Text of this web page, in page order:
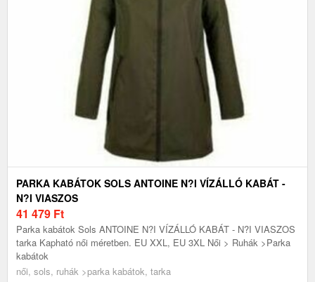
PARKA KABÁTOK SOLS ANTOINE N?I VÍZÁLLÓ KABÁT -
N?I VIASZOS
41 479 Ft
Parka kabátok Sols ANTOINE N?I VÍZÁLLÓ KABÁT - N?I VIASZOS
tarka Kapható női méretben. EU XXL, EU 3XL Női > Ruhák >Parka
kabátok
női, sols, ruhák >parka kabátok, tarka